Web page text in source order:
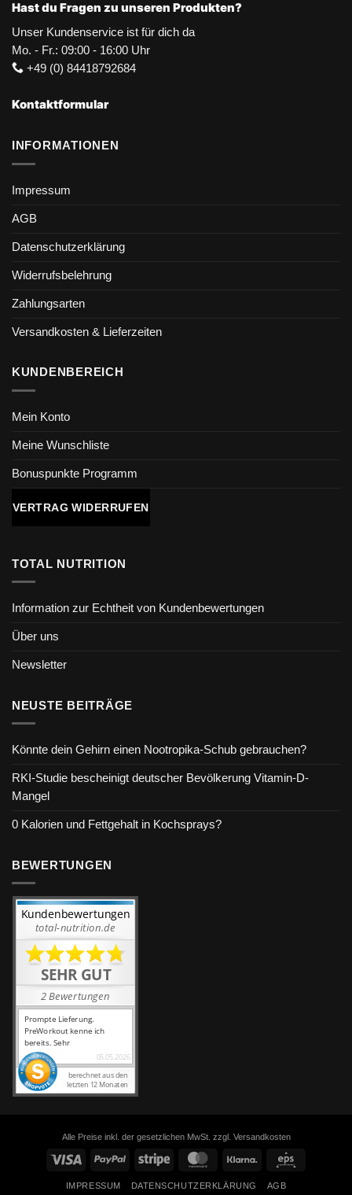
Hast du Fragen zu unseren Produkten?
Unser Kundenservice ist für dich da
Mo. - Fr.: 09:00 - 16:00 Uhr
+49 (0) 84418792684
Kontaktformular
INFORMATIONEN
Impressum
AGB
Datenschutzerklärung
Widerrufsbelehrung
Zahlungsarten
Versandkosten & Lieferzeiten
KUNDENBEREICH
Mein Konto
Meine Wunschliste
Bonuspunkte Programm
VERTRAG WIDERRUFEN
TOTAL NUTRITION
Information zur Echtheit von Kundenbewertungen
Über uns
Newsletter
NEUSTE BEITRÄGE
Könnte dein Gehirn einen Nootropika-Schub gebrauchen?
RKI-Studie bescheinigt deutscher Bevölkerung Vitamin-D-
Mangel
0 Kalorien und Fettgehalt in Kochsprays?
BEWERTUNGEN
Alle Preise inkl. der gesetzlichen MwSt. zzgl. Versandkosten
Visa PayPal Stripe MasterCard Klarna
IMPRESSUM DATENSCHUTZERKLÄRUNG AGB